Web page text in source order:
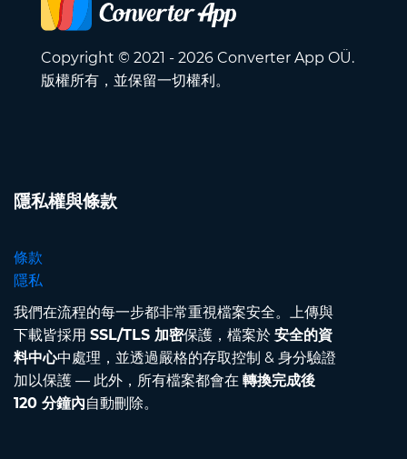
Copyright © 2021 - 2026 Converter App OÜ.
版權所有，並保留一切權利。
隱私權與條款
條款
隱私
我們在流程的每一步都非常重視檔案安全。上傳與
下載皆採用 SSL/TLS 加密保護，檔案於 安全的資
料中心中處理，並透過嚴格的存取控制 & 身分驗證
加以保護 — 此外，所有檔案都會在 轉換完成後
120 分鐘內自動刪除。